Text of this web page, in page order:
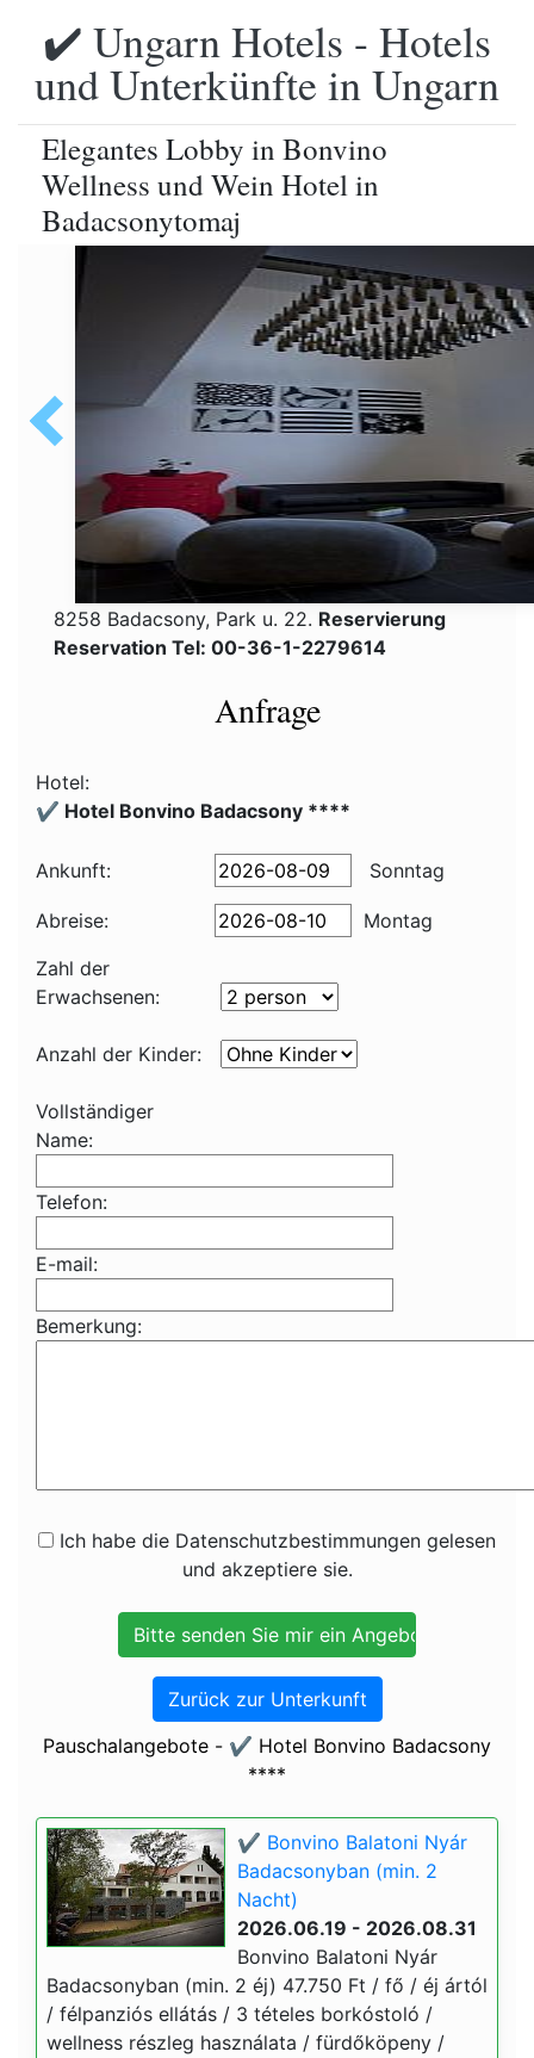
✔️ Ungarn Hotels - Hotels
und Unterkünfte in Ungarn
Elegantes Lobby in Bonvino
Wellness und Wein Hotel in
Badacsonytomaj
8258 Badacsony, Park u. 22. Reservierung
Reservation Tel: 00-36-1-2279614
Anfrage
Hotel:
✔️ Hotel Bonvino Badacsony ****
Ankunft: Sonntag
Abreise:
Montag
Zahl der
Erwachsenen:
Anzahl der Kinder:
Vollständiger
Name:
Telefon:
E-mail:
Bemerkung:
Ich habe die Datenschutzbestimmungen gelesen
und akzeptiere sie.
Zurück zur Unterkunft
Pauschalangebote - ✔️ Hotel Bonvino Badacsony
****
✔️ Bonvino Balatoni Nyár
Badacsonyban (min. 2
Nacht)
2026.06.19 - 2026.08.31
Bonvino Balatoni Nyár
Badacsonyban (min. 2 éj) 47.750 Ft / fő / éj ártól
/ félpanziós ellátás / 3 tételes borkóstoló /
wellness részleg használata / fürdőköpeny /